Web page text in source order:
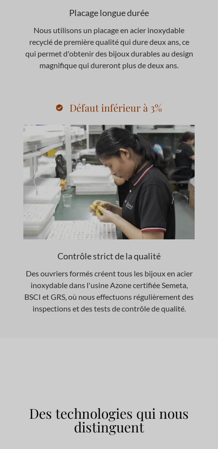
Placage longue durée
Nous utilisons un placage en acier inoxydable
recyclé de première qualité qui dure deux ans, ce
qui permet d'obtenir des bijoux durables au design
magnifique qui dureront plus de deux ans.
Défaut inférieur à 3%
Contrôle strict de la qualité
Des ouvriers formés créent tous les bijoux en acier
inoxydable dans l'usine Azone certifiée Semeta,
BSCI et GRS, où nous effectuons régulièrement des
inspections et des tests de contrôle de qualité.
Des technologies qui nous
distinguent